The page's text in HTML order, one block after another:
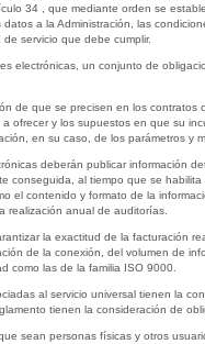
34 , que mediante orden se
a la Administración, las
servicio que debe cumplir.
electrónicas, un conjunto de
de que se precisen en los contratos
ofrecer y los supuestos en que su
en su caso, de los parámetros y
deberán publicar información
al tiempo que se habilita
el contenido y formato de la
realización anual de auditorías.
la exactitud de la facturación
de la conexión, del volumen de
como las de la familia ISO 9000.
al servicio universal tienen la
tienen la consideración de
sean personas físicas y otros